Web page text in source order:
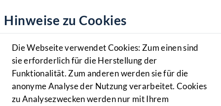
Hilfe
Benutzer
Navigationsmenü öffnen
MENÜ
Hinweise zu Cookies
Die Webseite verwendet Cookies: Zum einen sind
sie erforderlich für die Herstellung der
Funktionalität. Zum anderen werden sie für die
anonyme Analyse der Nutzung verarbeitet. Cookies
zu Analysezwecken werden nur mit Ihrem
Parlamentarisches Verfahren
Einlangen NR
Ausschussberatungen NR
Plenarberatungen NR